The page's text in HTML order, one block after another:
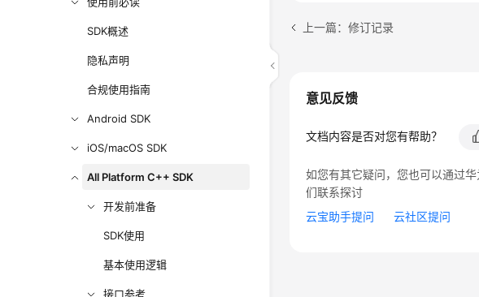
SDK概述
隐私声明
合规使用指南
Android SDK
iOS/macOS SDK
All Platform C++ SDK
开发前准备
SDK使用
基本使用逻辑
接口参考
上一篇：修订记录
意见反馈
文档内容是否对您有帮助？
如您有其它疑问，您也可以通过
们联系探讨
云宝助手提问
云社区提问